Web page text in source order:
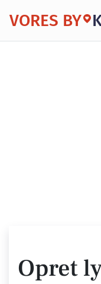
VORES BY
Opret